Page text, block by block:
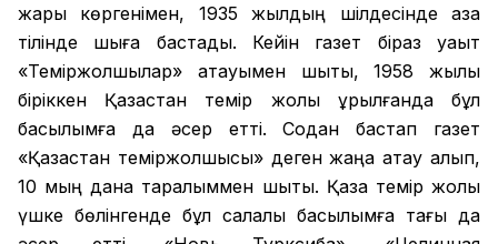
жарық көргенімен, 1935 жылдың шілдесінде қазақ
тілінде шыға бастады. Кейін газет біраз уақыт
«Теміржолшылар» атауымен шықты, 1958 жылы
біріккен Қазақстан темір жолы құрылғанда бұл
басылымға да әсер етті. Содан бастап газет
«Қазақстан теміржолшысы» деген жаңа атау алып,
10 мың дана таралыммен шықты. Қазақ темір жолы
үшке бөлінгенде бұл салалық басылымға тағы да